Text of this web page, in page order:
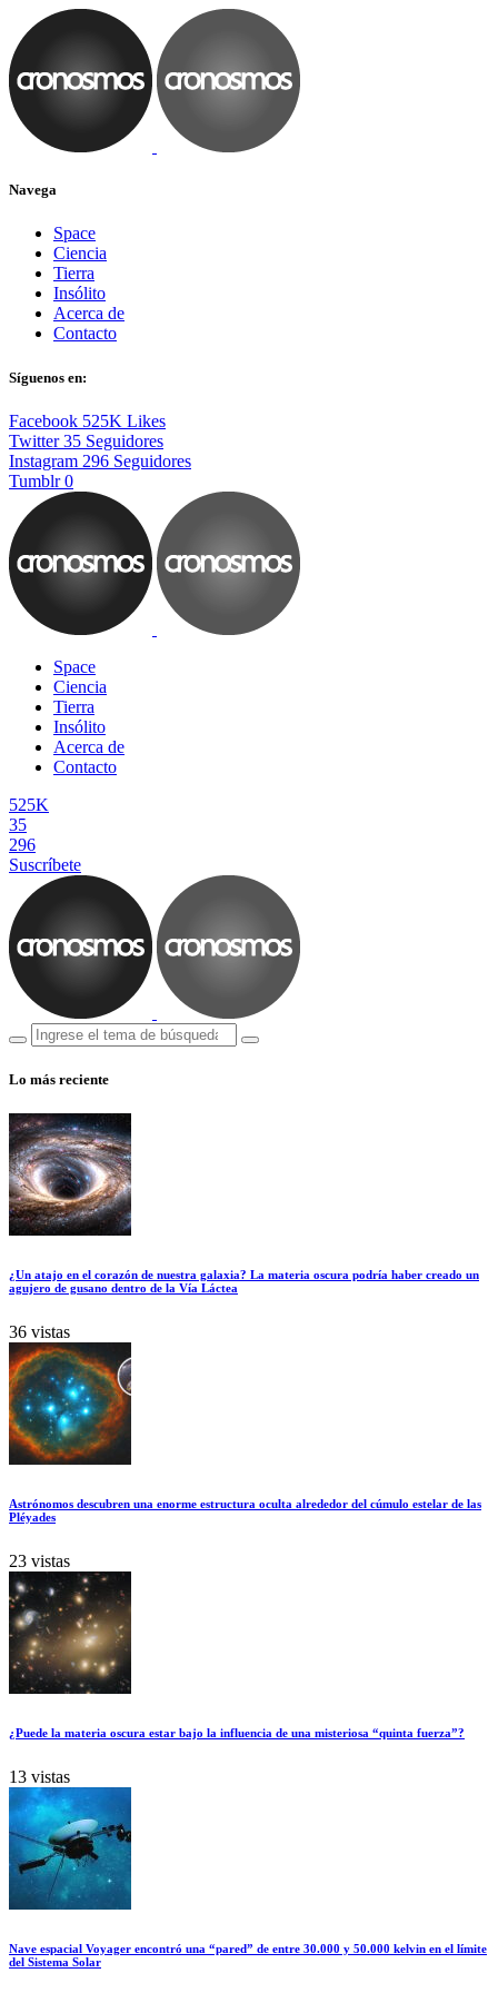
Navega
Space
Ciencia
Tierra
Insólito
Acerca de
Contacto
Síguenos en:
Facebook 525K Likes
Twitter 35 Seguidores
Instagram 296 Seguidores
Tumblr 0
Space
Ciencia
Tierra
Insólito
Acerca de
Contacto
525K
35
296
Suscríbete
Lo más reciente
¿Un atajo en el corazón de nuestra galaxia? La materia oscura podría haber creado un
agujero de gusano dentro de la Vía Láctea
36 vistas
Astrónomos descubren una enorme estructura oculta alrededor del cúmulo estelar de las
Pléyades
23 vistas
¿Puede la materia oscura estar bajo la influencia de una misteriosa “quinta fuerza”?
13 vistas
Nave espacial Voyager encontró una “pared” de entre 30.000 y 50.000 kelvin en el límite
del Sistema Solar